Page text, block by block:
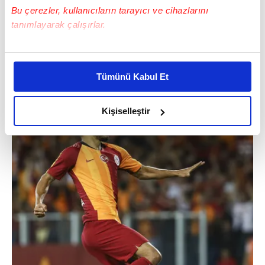
Bu çerezler, kullanıcıların tarayıcı ve cihazlarını
tanımlayarak çalışırlar.
Bu çerezlere izin vermeniz halinde sizlere özel
daha iyi reklam deneyimi yaşatabiliriz. Bunu yaparken
amacımızın size daha iyi bir reklam deneyimi sunmak
olduğunu ve sizlere en iyi içerikleri sunabilmek adına
elimizden gelen çabayı gösterdiğimizi ve bu noktada,
reklamların maliyetlerimizi karşılamak noktasında tek gelir
kalemimiz olduğunu sizlere hatırlatmak isteriz.
Her halükârda, kullanıcılar, bu çerezlere izin vermedikleri
takdirde, kullanıcılara hedefli reklamlar
gösterilmeyecektir."
Sizlere daha iyi bir hizmet sunabilmek için İnternet
Sitemizde kendimize ve üçüncü kişilere ait çerezler
Tümünü Kabul Et
Kişiselleştir
hissediyorum. Fenerbahçe derbisinde